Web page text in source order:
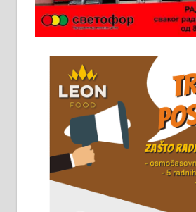
Потребна два радника
стоваришту „Липа
Алексинцу. За
стовариште у улици
Горког 26 сваког
8 до 15 часова. 063/465-
Чистим све врсте
061/32-13-445